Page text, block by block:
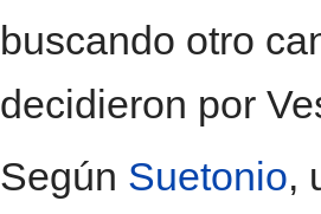
buscando otro
decidieron por
Según Suetonio,